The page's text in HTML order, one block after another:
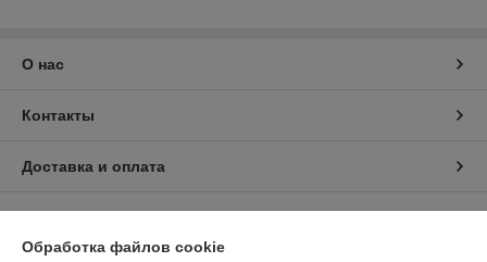
О нас
Контакты
Доставка и оплата
График работы
Обработка файлов cookie